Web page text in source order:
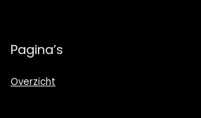
Pagina’s
Overzicht